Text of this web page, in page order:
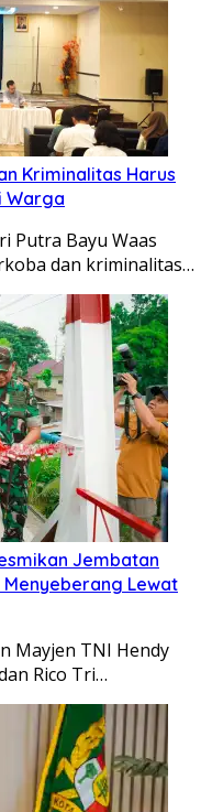
Kriminalitas Harus
Warga
Putra Bayu Waas
dan kriminalitas…
Jembatan
Menyeberang Lewat
Mayjen TNI Hendy
Rico Tri…